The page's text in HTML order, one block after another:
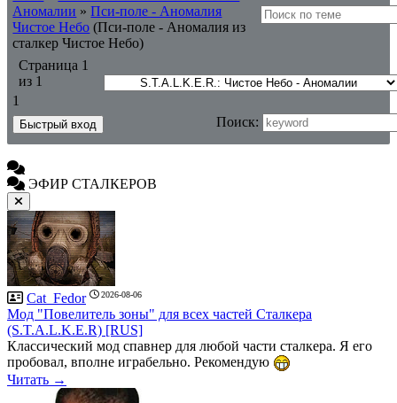
Аномалии » Пси-поле - Аномалия
Чистое Небо (Пси-поле - Аномалия из
сталкер Чистое Небо)
Страница 1
из 1
1
Поиск:
ЭФИР СТАЛКЕРОВ
Cat_Fedor 2026-08-06
Мод "Повелитель зоны" для всех частей Сталкера
(S.T.A.L.K.E.R) [RUS]
Классический мод спавнер для любой части сталкера. Я его
пробовал, вполне играбельно. Рекомендую
Читать →